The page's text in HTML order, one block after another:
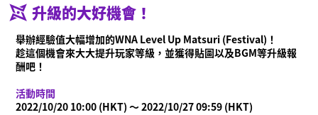
線上說明書
升級的大好機會！
舉辦經驗值大幅增加的WNA Level Up Matsuri (Festival)！
趁這個機會來大大提升玩家等級，並獲得貼圖以及BGM等升級報
酬吧！
活動時間
2022/10/20 10:00 (HKT) ～ 2022/10/27 09:59 (HKT)